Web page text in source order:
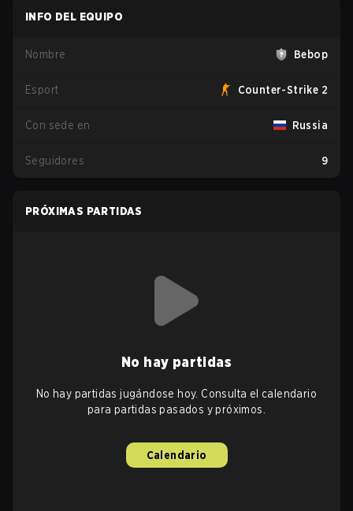
INFO DEL EQUIPO
Nombre Bebop
Esport Counter-Strike 2
Con sede en Russia
Seguidores 9
PRÓXIMAS PARTIDAS
No hay partidas
No hay partidas jugándose hoy. Consulta el calendario
para partidas pasados y próximos.
Calendario